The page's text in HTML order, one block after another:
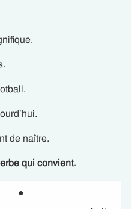
de naître.
qui convient.
●